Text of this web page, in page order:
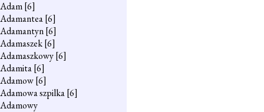
Adam[6]
Adamantea[6]
Adamantyn[6]
Adamaszek[6]
Adamaszkowy[6]
Adamita[6]
Adamow[6]
Adamowa szpilka[6]
Adamowy